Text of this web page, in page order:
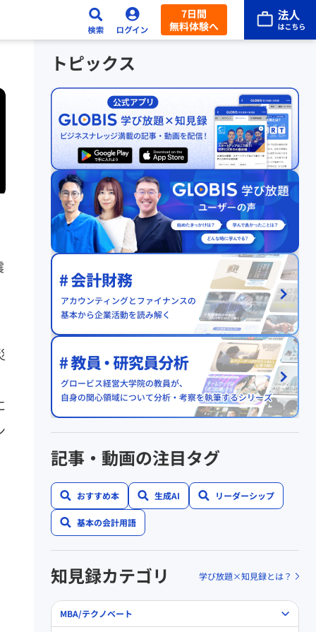
7日間
無料体験へ
トピックス
記事・動画の注目タグ
おすすめ本 生成AI リーダーシップ
基本の会計用語
知見録カテゴリ 学び放題×知見録とは？
MBA/テクノベート